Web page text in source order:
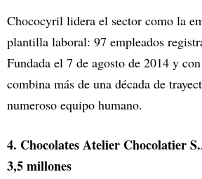
Chococyril lidera el sector como la
plantilla laboral: 97 empleados
Fundada el 7 de agosto de 2014 y
combina más de una década de
numeroso equipo humano.
4. Chocolates Atelier Chocolatier
3,5 millones